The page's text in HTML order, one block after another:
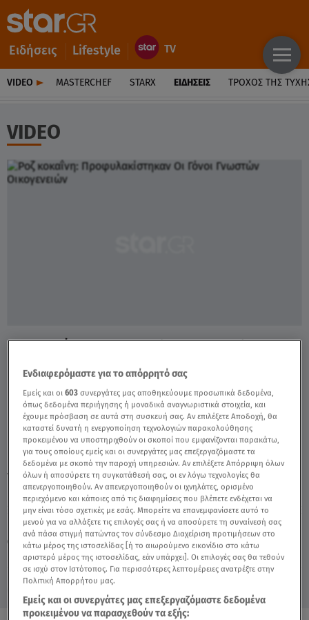
Ειδήσεις Lifestyle
VIDEO MASTERCHEF STARX ΕΙΔΉΣΕΙΣ ΤΡΟΧΌΣ ΤΗΣ
VIDEO
Κυριακή 9 Αυγούστου 2026
26.03.25, 23:17
ΕΛΛΑΔΑ
Πηγή: Δελτίο Ειδήσεων STAR
Γνωστών Οικογενειών - Video
TAGS: ΡΟΖ ΚΟΚΑΙΝΗ ΚΟΚΑΪΝΗ ΔΕΛΤΙΟ ΕΙΔΗΣΕΩΝ STAR
Ενδιαφερόμαστε για το απόρρητό σας
Εμείς και οι603 συνεργάτες μας αποθηκεύουμε προσωπικά δεδομένα,
όπως δεδομένα περιήγησης ή μοναδικά αναγνωριστικά στοιχεία, και
έχουμε πρόσβαση σε αυτά στη συσκευή σας. Αν επιλέξετε Αποδοχή, θα
καταστεί δυνατή η ενεργοποίηση τεχνολογιών παρακολούθησης
προκειμένου να υποστηριχθούν οι σκοποί που εμφανίζονται παρακάτω,
για τους οποίους εμείς και οι συνεργάτες μας επεξεργαζόμαστε τα
δεδομένα με σκοπό την παροχή υπηρεσιών. Αν επιλέξετε Απόρριψη όλων
όλων ή αποσύρετε τη συγκατάθεσή σας, οι εν λόγω τεχνολογίες θα
απενεργοποιηθούν. Αν απενεργοποιηθούν οι ιχνηλάτες, ορισμένο
περιεχόμενο και κάποιες από τις διαφημίσεις που βλέπετε ενδέχεται να
μην είναι τόσο σχετικές με εσάς. Μπορείτε να επανεμφανίσετε αυτό το
μενού για να αλλάξετε τις επιλογές σας ή να αποσύρετε τη συναίνεσή σας
ανά πάσα στιγμή πατώντας τον σύνδεσμο Διαχείριση προτιμήσεων στο
κάτω μέρος της ιστοσελίδας [ή το αιωρούμενο εικονίδιο στο κάτω
αριστερό μέρος της ιστοσελίδας, εάν υπάρχει]. Οι επιλογές σας θα τεθούν
σε ισχύ στον Ιστότοπος. Για περισσότερες λεπτομέρειες ανατρέξτε στην
Πολιτική Απορρήτου μας.
Εμείς και οι συνεργάτες μας επεξεργαζόμαστε δεδομένα
προκειμένου να παρασχεθούν τα εξής: